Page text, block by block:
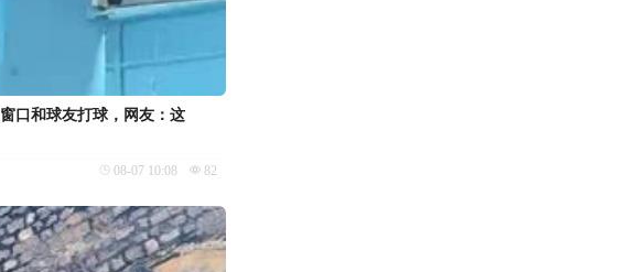
口和球友打球，网友：这
08-07 10:08 82